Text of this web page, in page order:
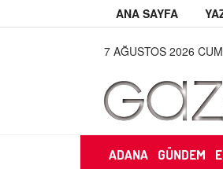
ANA SAYFA
7 AĞUSTOS 2026
ADANA GÜNDEM